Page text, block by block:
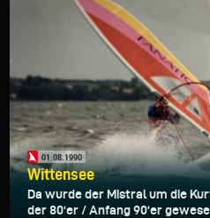
01.08.1990
Wittensee
Da wurde der Mistral um die
der 80‘er / Anfang 90‘er